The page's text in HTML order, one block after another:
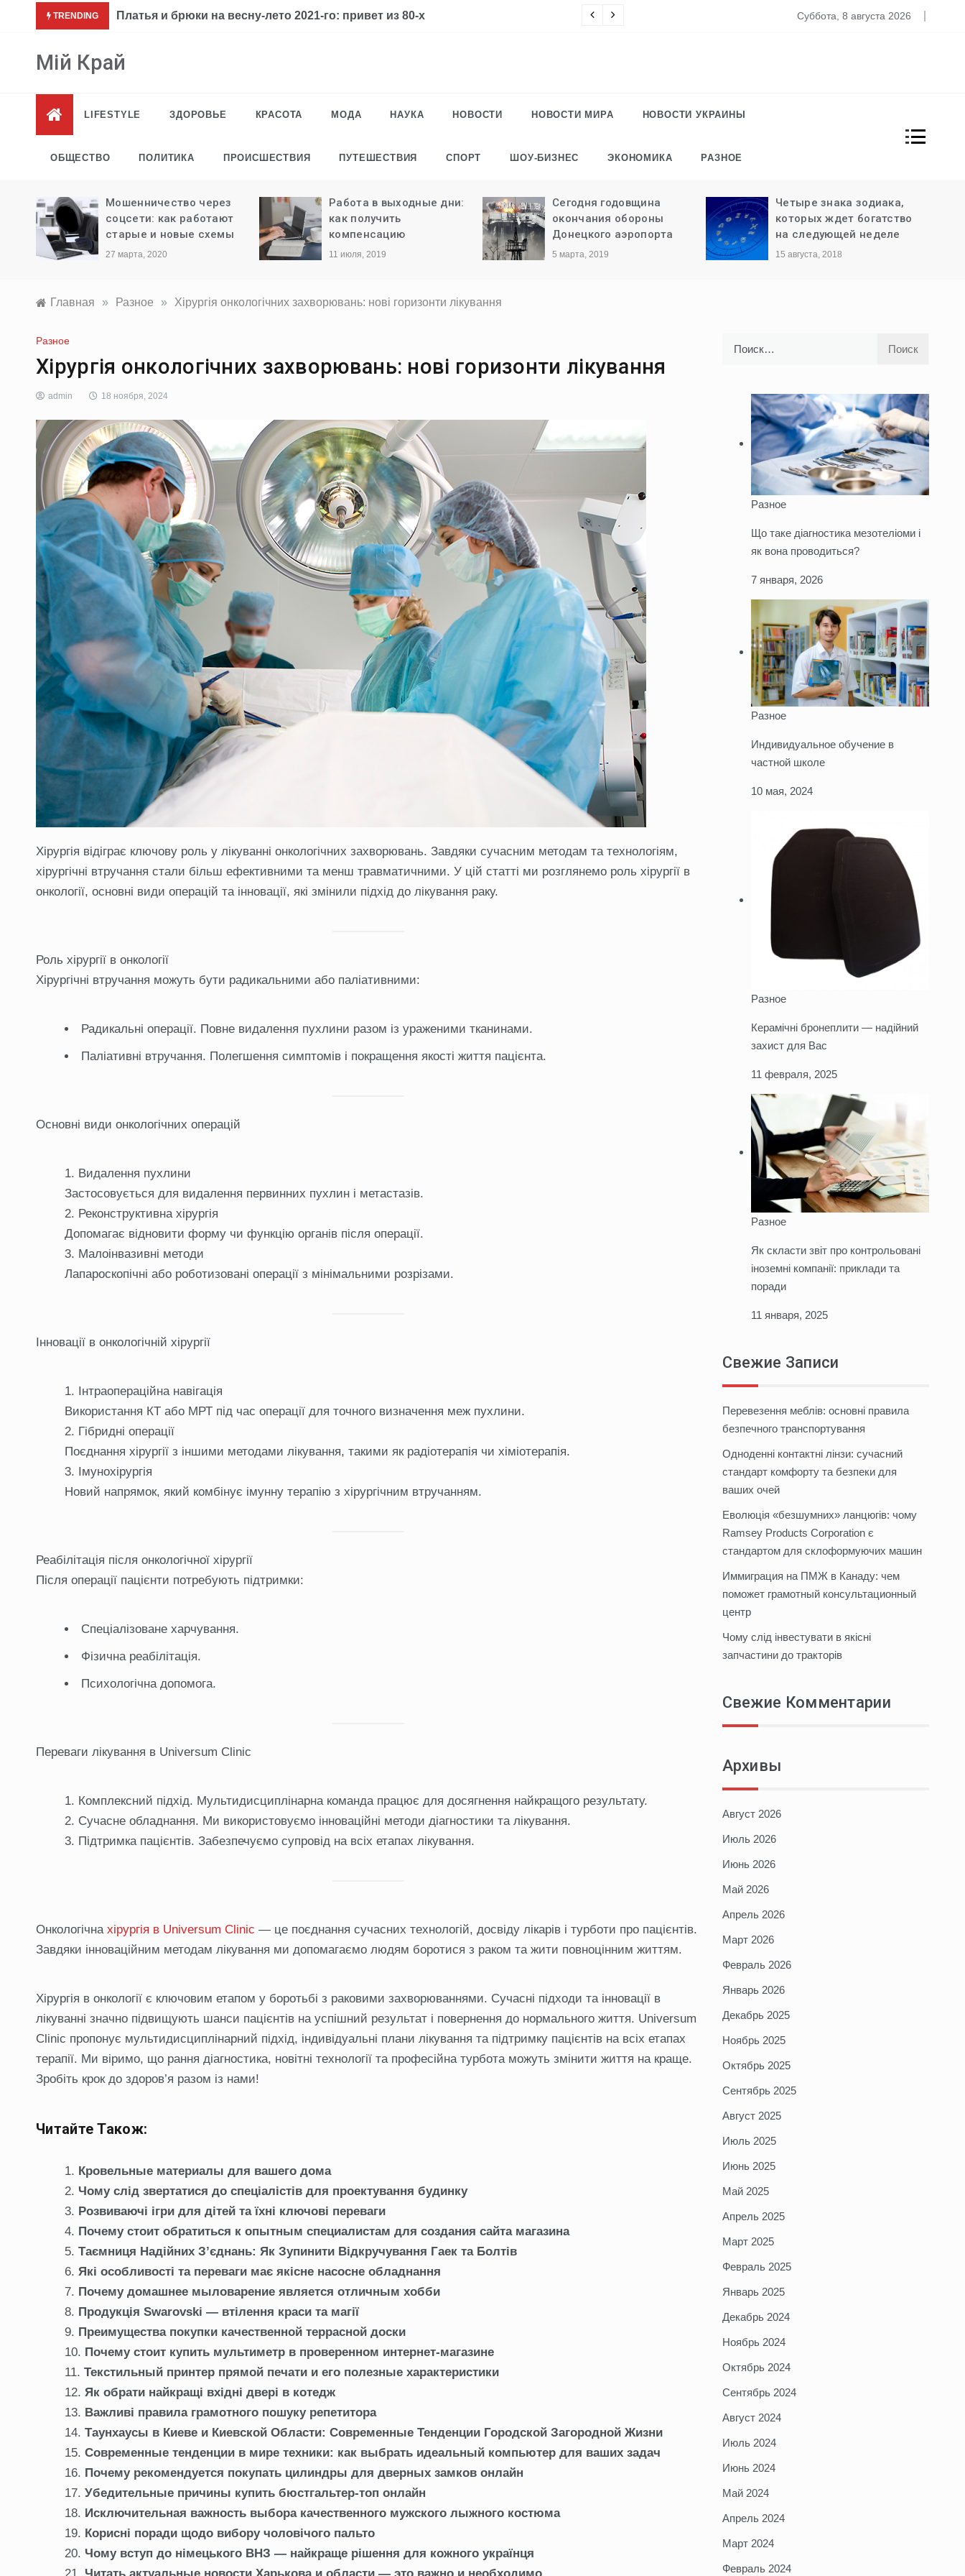
TRENDING Платья и брюки на весну-лето 2021-го: привет из 80-х Что известно о новом штамме коронавируса «Омикрон»
Суббота, 8 августа 2026
Мій Край
LIFESTYLE ЗДОРОВЬЕ КРАСОТА МОДА НАУКА НОВОСТИ НОВОСТИ МИРА НОВОСТИ УКРАИНЫ
ОБЩЕСТВО ПОЛИТИКА ПРОИСШЕСТВИЯ ПУТЕШЕСТВИЯ СПОРТ ШОУ-БИЗНЕС ЭКОНОМИКА РАЗНОЕ
Мошенничество через
соцсети: как работают
старые и новые схемы
27 марта, 2020
Работа в выходные дни:
как получить
компенсацию
11 июля, 2019
Сегодня годовщина
окончания обороны
Донецкого аэропорта
5 марта, 2019
Четыре знака зодиака,
которых ждет богатство
на следующей неделе
15 августа, 2018
Главная » Разное » Хірургія онкологічних захворювань: нові горизонти лікування
Разное
Хірургія онкологічних захворювань: нові горизонти лікування
admin 18 ноября, 2024
Хірургія відіграє ключову роль у лікуванні онкологічних захворювань. Завдяки сучасним методам та технологіям,
хірургічні втручання стали більш ефективними та менш травматичними. У цій статті ми розглянемо роль хірургії в
онкології, основні види операцій та інновації, які змінили підхід до лікування раку.
Роль хірургії в онкології
Хірургічні втручання можуть бути радикальними або паліативними:
Радикальні операції. Повне видалення пухлини разом із ураженими тканинами.
Паліативні втручання. Полегшення симптомів і покращення якості життя пацієнта.
Основні види онкологічних операцій
Видалення пухлини
Застосовується для видалення первинних пухлин і метастазів.
Реконструктивна хірургія
Допомагає відновити форму чи функцію органів після операції.
Малоінвазивні методи
Лапароскопічні або роботизовані операції з мінімальними розрізами.
Інновації в онкологічній хірургії
Інтраопераційна навігація
Використання КТ або МРТ під час операції для точного визначення меж пухлини.
Гібридні операції
Поєднання хірургії з іншими методами лікування, такими як радіотерапія чи хіміотерапія.
Імунохірургія
Новий напрямок, який комбінує імунну терапію з хірургічним втручанням.
Реабілітація після онкологічної хірургії
Після операції пацієнти потребують підтримки:
Спеціалізоване харчування.
Фізична реабілітація.
Психологічна допомога.
Переваги лікування в Universum Clinic
Комплексний підхід. Мультидисциплінарна команда працює для досягнення найкращого результату.
Сучасне обладнання. Ми використовуємо інноваційні методи діагностики та лікування.
Підтримка пацієнтів. Забезпечуємо супровід на всіх етапах лікування.
Онкологічна хірургія в Universum Clinic — це поєднання сучасних технологій, досвіду лікарів і турботи про пацієнтів.
Завдяки інноваційним методам лікування ми допомагаємо людям боротися з раком та жити повноцінним життям.
Хірургія в онкології є ключовим етапом у боротьбі з раковими захворюваннями. Сучасні підходи та інновації в
лікуванні значно підвищують шанси пацієнтів на успішний результат і повернення до нормального життя. Universum
Clinic пропонує мультидисциплінарний підхід, індивідуальні плани лікування та підтримку пацієнтів на всіх етапах
терапії. Ми віримо, що рання діагностика, новітні технології та професійна турбота можуть змінити життя на краще.
Зробіть крок до здоров’я разом із нами!
Читайте Також:
Кровельные материалы для вашего дома
Чому слід звертатися до спеціалістів для проектування будинку
Розвиваючі ігри для дітей та їхні ключові переваги
Почему стоит обратиться к опытным специалистам для создания сайта магазина
Таємниця Надійних З’єднань: Як Зупинити Відкручування Гаек та Болтів
Які особливості та переваги має якісне насосне обладнання
Почему домашнее мыловарение является отличным хобби
Продукція Swarovski — втілення краси та магії
Преимущества покупки качественной террасной доски
Почему стоит купить мультиметр в проверенном интернет-магазине
Текстильный принтер прямой печати и его полезные характеристики
Як обрати найкращі вхідні двері в котедж
Важливі правила грамотного пошуку репетитора
Таунхаусы в Киеве и Киевской Области: Современные Тенденции Городской Загородной Жизни
Современные тенденции в мире техники: как выбрать идеальный компьютер для ваших задач
Почему рекомендуется покупать цилиндры для дверных замков онлайн
Убедительные причины купить бюстгальтер-топ онлайн
Исключительная важность выбора качественного мужского лыжного костюма
Корисні поради щодо вибору чоловічого пальто
Чому вступ до німецького ВНЗ — найкраще рішення для кожного українця
Разное
Що таке діагностика мезотеліоми і
як вона проводиться?
7 января, 2026
Разное
Индивидуальное обучение в
частной школе
10 мая, 2024
Разное
Керамічні бронеплити — надійний
захист для Вас
11 февраля, 2025
Разное
Як скласти звіт про контрольовані
іноземні компанії: приклади та
поради
11 января, 2025
Свежие Записи
Перевезення меблів: основні правила
безпечного транспортування
Одноденні контактні лінзи: сучасний
стандарт комфорту та безпеки для
ваших очей
Еволюція «безшумних» ланцюгів: чому
Ramsey Products Corporation є
стандартом для склоформуючих машин
Иммиграция на ПМЖ в Канаду: чем
поможет грамотный консультационный
центр
Чому слід інвестувати в якісні
запчастини до тракторів
Свежие Комментарии
Архивы
Август 2026
Июль 2026
Июнь 2026
Май 2026
Апрель 2026
Март 2026
Февраль 2026
Январь 2026
Декабрь 2025
Ноябрь 2025
Октябрь 2025
Сентябрь 2025
Август 2025
Июль 2025
Июнь 2025
Май 2025
Апрель 2025
Март 2025
Февраль 2025
Январь 2025
Декабрь 2024
Ноябрь 2024
Октябрь 2024
Сентябрь 2024
Август 2024
Июль 2024
Июнь 2024
Май 2024
Апрель 2024
Март 2024
Февраль 2024